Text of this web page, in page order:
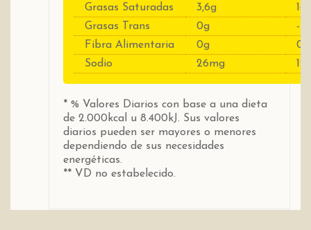
Grasas Saturadas
3,6g
Grasas Trans
0g
----
Fibra Alimentaria
0g
0
Sodio
26mg 1%
* % Valores Diarios con base a una dieta
de 2.000kcal u 8.400kJ. Sus valores
diarios pueden ser mayores o menores
dependiendo de sus necesidades
energéticas.
** VD no estabelecido.